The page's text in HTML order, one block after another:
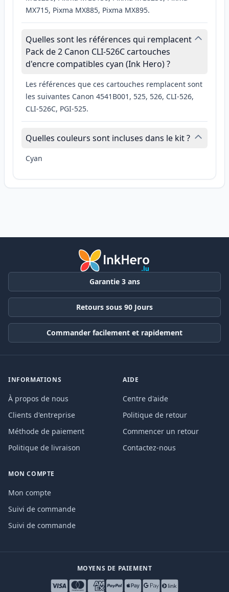
MX715, Pixma MX885, Pixma MX895.
Quelles sont les références qui remplacent
Pack de 2 Canon CLI-526C cartouches
d'encre compatibles cyan (Ink Hero) ?
Les références que ces cartouches remplacent sont
les suivantes Canon 4541B001, 525, 526, CLI-526,
CLI-526C, PGI-525.
Quelles couleurs sont incluses dans le kit ?
Cyan
Garantie 3 ans
Retours sous 90 Jours
Commander facilement et rapidement
INFORMATIONS
À propos de nous
Clients d'entreprise
Méthode de paiement
Politique de livraison
AIDE
Centre d'aide
Politique de retour
Commencer un retour
Contactez-nous
MON COMPTE
Mon compte
Suivi de commande
Suivi de commande
MOYENS DE PAIEMENT